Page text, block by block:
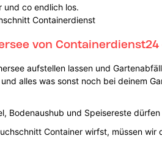
und co endlich los.
Containerdienst
von
aufstellen lassen und
alles was sonst noch bei deinem
Bodenaushub und Speisereste
Container wirfst, müssen